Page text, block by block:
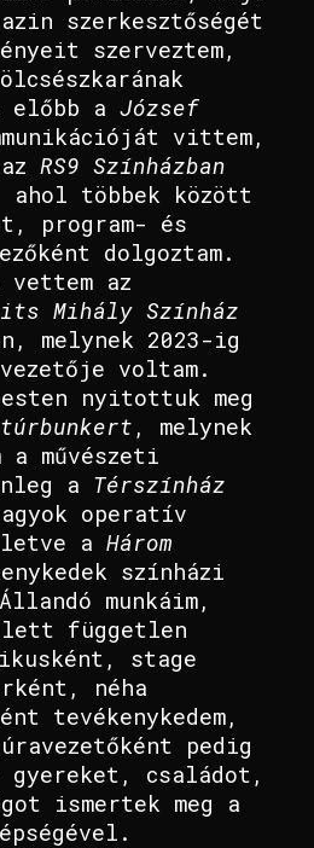
szerkesztőségét
szerveztem,
előbb a József
vittem,
RS9 Színházban
ahol többek között
program- és
dolgoztam.
vettem az
Mihály Színház
melynek 2023-ig
vezetője voltam.
nyitottuk meg
, melynek
a művészeti
a Térszínház
operatív
a Három
színházi
munkáim,
független
stage
néha
tevékenykedem,
pedig
gyereket, családot,
ismertek meg a